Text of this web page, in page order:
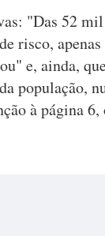
"Das 52
risco,
e, ainda,
população,
à página